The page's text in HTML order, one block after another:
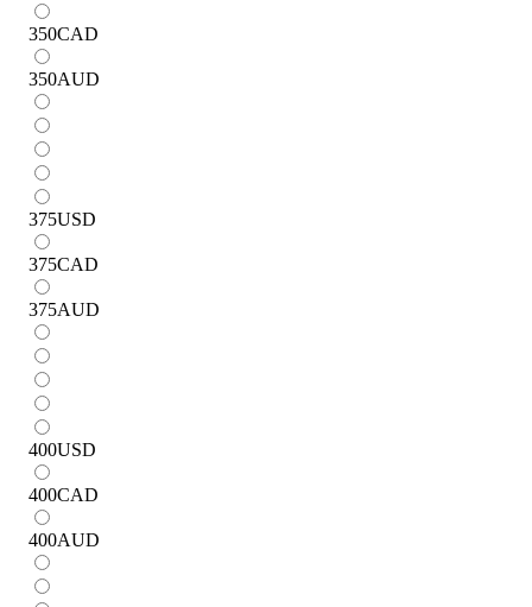
350CAD
350AUD
375USD
375CAD
375AUD
400USD
400CAD
400AUD